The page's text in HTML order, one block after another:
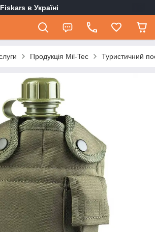
в Україні
Продукція Mil-Tec Туристичний